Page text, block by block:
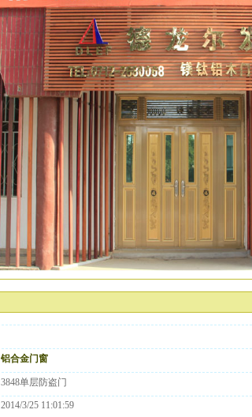
铝合金门窗
3848单层防盗门
2014/3/25 11:01:59